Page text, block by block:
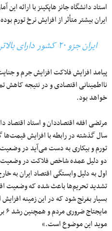
استاد دانشگاه جانز هاپکینز با ارائه
ایران بیشتر متأثر از افزایش نرخ تورم
ایران جزو ۲۰ کشور دارای بالاترین شاخص فلاکت در سال ۲۰۲۲
پیامد افزایش فلاکت افزایش جرم و
نااطمینانی اقتصادی و در نتیجه کاهش
خواهد بود.
مرتضی افقه اقتصاددان و استاد اقتصاد
سال گذشته در رابطه با افزایش
تورم و بیکاری به دست می‌آید در وضعیت
دو دلیل عمده شاخص فلاکت در وضعیت
اول به دلیل وابستگی اقتصاد ایران به
تشدید تحریم‌ها باعث شده که وضعیت
بسیار بغرنج شود که در این زمینه
موید این موضوع است.»